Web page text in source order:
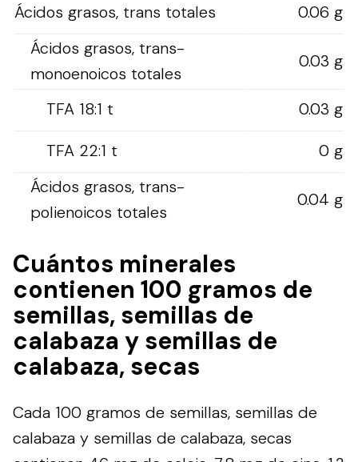
Ácidos grasos, trans totales
0.06 g
Ácidos grasos, trans-
monoenoicos totales
0.03 g
TFA 18:1 t
0.03 g
TFA 22:1 t
0 g
Ácidos grasos, trans-
polienoicos totales
0.04 g
Cuántos minerales
contienen 100 gramos de
semillas, semillas de
calabaza y semillas de
calabaza, secas
Cada 100 gramos de semillas, semillas de
calabaza y semillas de calabaza, secas